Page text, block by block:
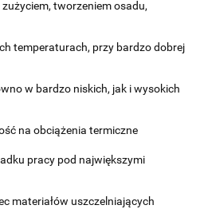
tworzeniem osadu,
temperaturach, przy bardzo dobrej
w bardzo niskich, jak i wysokich
na obciążenia termiczne
pracy pod największymi
materiałów uszczelniających